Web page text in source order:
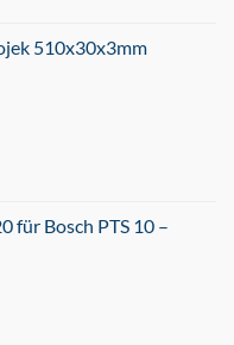
510x30x3mm
für Bosch PTS 10 –